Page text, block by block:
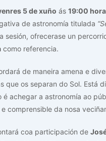
5 de xuño ás 19:00
de astronomía titulada
sesión, ofrecerase un
como referencia.
de maneira amena e
que os separan do Sol. Está
é achegar a astronomía ao
comprensible da nosa
coa participación de